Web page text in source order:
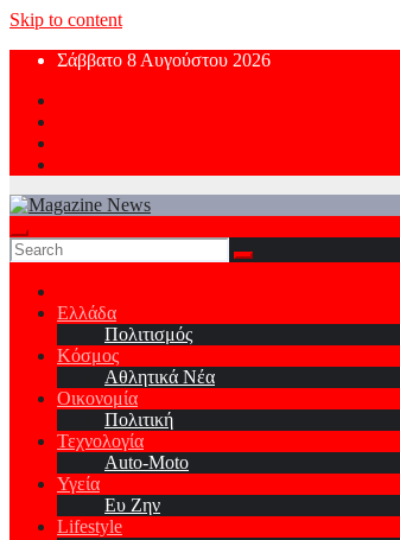
Skip to content
Σάββατο 8 Αυγούστου 2026
Ελλάδα
Πολιτισμός
Κόσμος
Αθλητικά Νέα
Οικονομία
Πολιτική
Τεχνολογία
Auto-Moto
Υγεία
Ευ Ζην
Lifestyle